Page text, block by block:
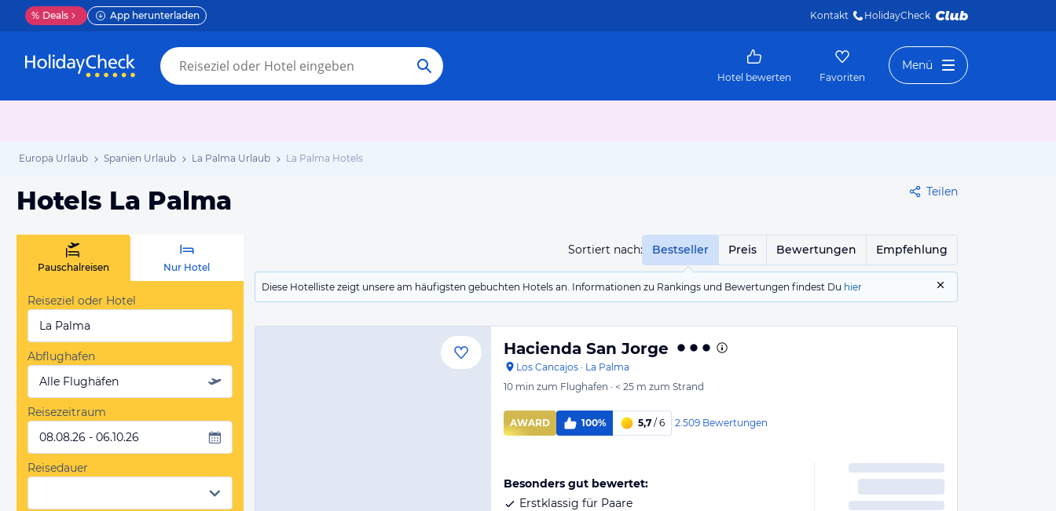
% Deals App herunterladen Kontakt HolidayCheck
Hotel bewerten Favoriten
Menü
Europa Urlaub Spanien Urlaub La Palma Urlaub La Palma Hotels
Hotels La Palma Teilen
Sortiert nach: Bestseller Preis Bewertungen Empfehlung
Diese Hotelliste zeigt unsere am häufigsten gebuchten Hotels an. Informationen zu Rankings und Bewertungen findest Du hier
Pauschalreisen Nur Hotel
Reiseziel oder Hotel
La Palma
Abflughafen
Alle Flughäfen
Reisezeitraum
08.08.26 - 06.10.26
Reisedauer
Hacienda San Jorge
Los Cancajos · La Palma
10 min zum Flughafen · < 25 m zum Strand
AWARD 100% 5,7 / 6 2.509 Bewertungen
Besonders gut bewertet:
Erstklassig für Paare